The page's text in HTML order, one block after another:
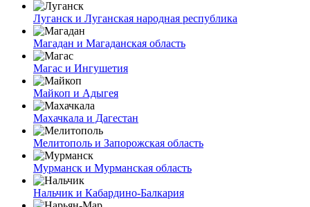
Луганск и Луганская народная республика
Магадан и Магаданская область
Магас и Ингушетия
Майкоп и Адыгея
Махачкала и Дагестан
Мелитополь и Запорожская область
Мурманск и Мурманская область
Нальчик и Кабардино-Балкария